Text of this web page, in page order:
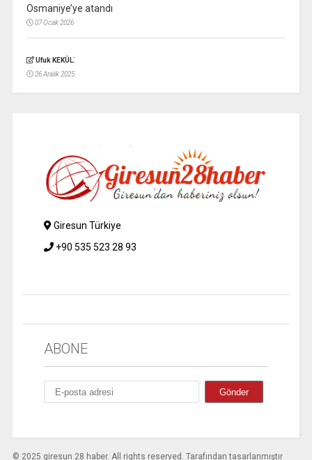
Osmaniye’ye atandı
07 Ocak 2026
Ufuk KEKÜL:
26 Aralık 2025
Giresun Türkiye
+90 535 523 28 93
ABONE
© 2025 giresun 28 haber. All rights reserved. Tarafından tasarlanmıştır